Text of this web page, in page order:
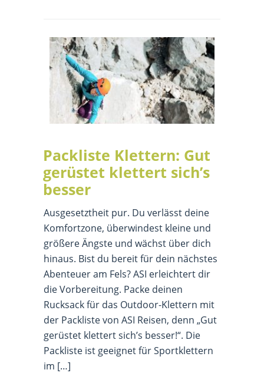
Packliste Klettern: Gut
gerüstet klettert sich’s
besser
Ausgesetztheit pur. Du verlässt deine
Komfortzone, überwindest kleine und
größere Ängste und wächst über dich
hinaus. Bist du bereit für dein nächstes
Abenteuer am Fels? ASI erleichtert dir
die Vorbereitung. Packe deinen
Rucksack für das Outdoor-Klettern mit
der Packliste von ASI Reisen, denn „Gut
gerüstet klettert sich’s besser!“. Die
Packliste ist geeignet für Sportklettern
im […]